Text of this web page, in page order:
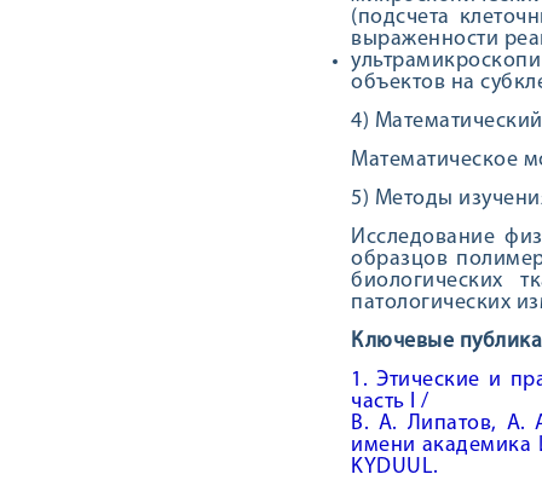
(подсчета
выраженности
объектов на
4)
Математическое
5) Методы
Исследование
образцов
биологических
патологических
Ключевые
1. Этические и
часть I /
В. А. Липатов, А.
имени академика
KYDUUL.